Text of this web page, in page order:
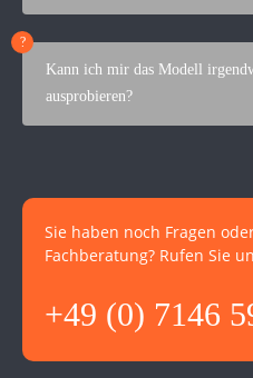
Kann ich mir das Modell
ausprobieren?
Sie haben noch Fragen
Fachberatung? Rufen Sie
+49 (0) 7146